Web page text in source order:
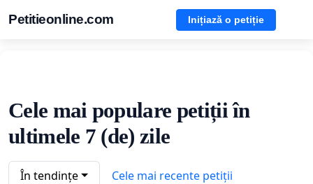
Petitieonline.com Inițiază o petiție
Cele mai populare petiții în
ultimele 7 (de) zile
În tendințe Cele mai recente petiții